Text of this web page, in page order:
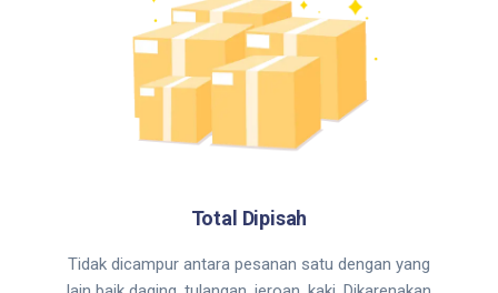
Total Dipisah
Tidak dicampur antara pesanan satu dengan yang